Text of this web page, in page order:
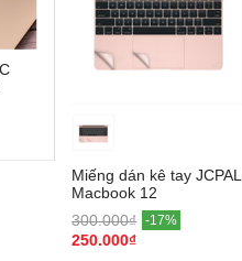
Miếng dán kê tay JCPAL
Macbook 12
300.000₫ -17%
250.000₫